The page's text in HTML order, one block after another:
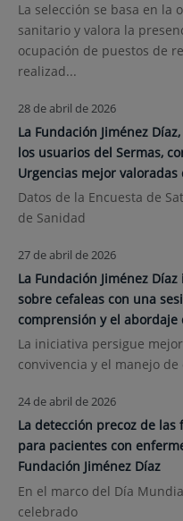
La selección se basa en
sanitario y valora la
ocupación de puestos de
realizad...
28 de abril de 2026
La Fundación Jiménez
los usuarios del Sermas,
Urgencias mejor
Datos de la Encuesta de
de Sanidad
27 de abril de 2026
La Fundación Jiménez
sobre cefaleas con una
comprensión y el abordaje
La iniciativa persigue
convivencia y el manejo
24 de abril de 2026
La detección precoz de las
para pacientes con
Fundación Jiménez Díaz
En el marco del Día
celebrado